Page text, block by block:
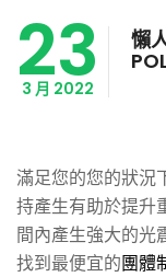
23
3 月 2022
懶
滿足您的您的狀況
持產生有助於提升
間內產生強大的光
找到最便宜的團體